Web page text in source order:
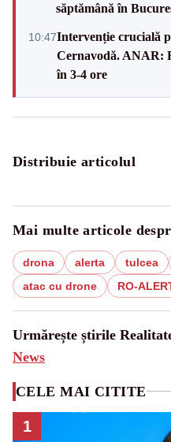
săptămână în
10:47Intervenție crucială
Cernavodă. ANAR:
în 3-4 ore
Distribuie articolul
Mai multe articole
drona alerta tulcea
atac cu drone
RO-
Urmărește știrile
News
CELE MAI CITITE
1